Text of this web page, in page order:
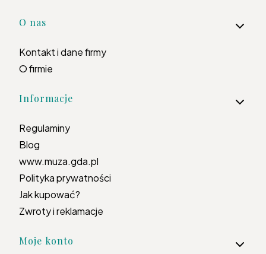
Linki w stopce
O nas
Kontakt i dane firmy
O firmie
Informacje
Regulaminy
Blog
www.muza.gda.pl
Polityka prywatności
Jak kupować?
Zwroty i reklamacje
Moje konto